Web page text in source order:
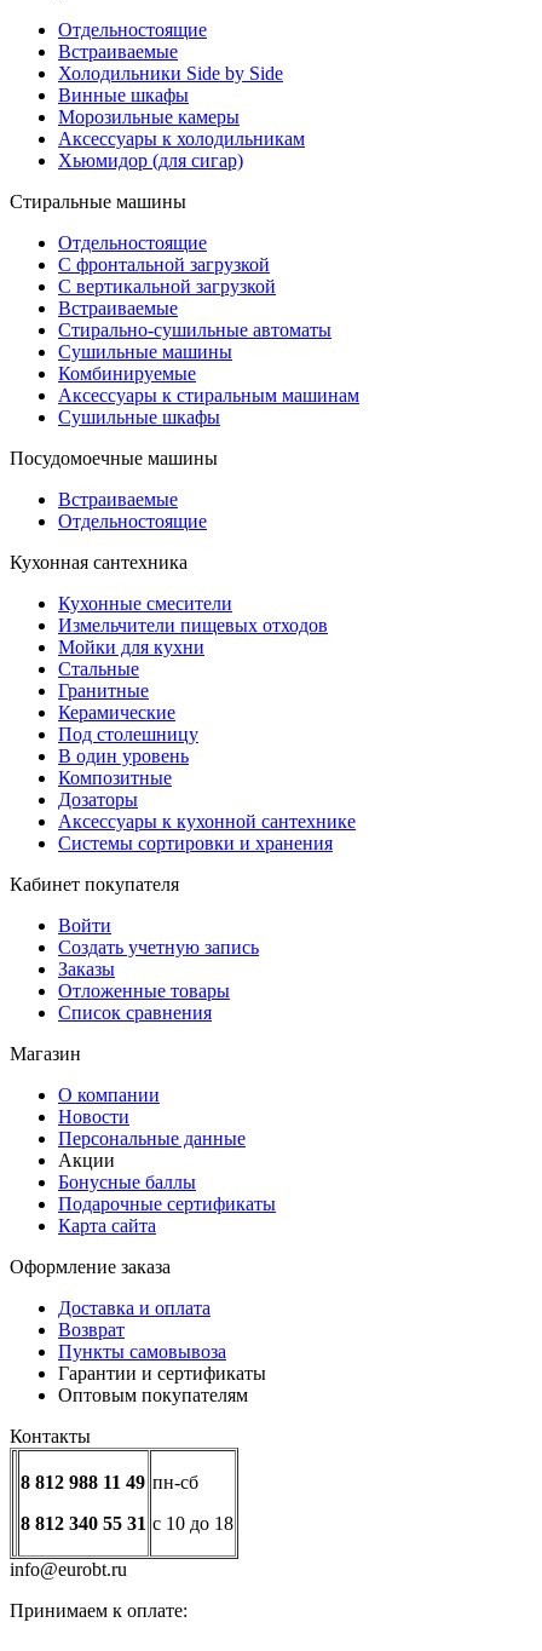
Отдельностоящие
Встраиваемые
Холодильники Side by Side
Винные шкафы
Морозильные камеры
Аксессуары к холодильникам
Хьюмидор (для сигар)
Стиральные машины
Отдельностоящие
С фронтальной загрузкой
С вертикальной загрузкой
Встраиваемые
Стирально-сушильные автоматы
Сушильные машины
Комбинируемые
Аксессуары к стиральным машинам
Сушильные шкафы
Посудомоечные машины
Встраиваемые
Отдельностоящие
Кухонная сантехника
Кухонные смесители
Измельчители пищевых отходов
Мойки для кухни
Стальные
Гранитные
Керамические
Под столешницу
В один уровень
Композитные
Дозаторы
Аксессуары к кухонной сантехнике
Системы сортировки и хранения
Кабинет покупателя
Войти
Создать учетную запись
Заказы
Отложенные товары
Список сравнения
Магазин
О компании
Новости
Персональные данные
Акции
Бонусные баллы
Подарочные сертификаты
Карта сайта
Оформление заказа
Доставка и оплата
Возврат
Пункты самовывоза
Гарантии и сертификаты
Оптовым покупателям
Контакты
8 812 988 11 49
8 812 340 55 31
пн-сб
с 10 до 18
info@eurobt.ru
Принимаем к оплате: